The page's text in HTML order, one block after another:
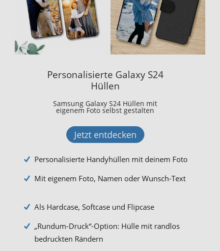
Personalisierte Galaxy S24
Hüllen
Samsung Galaxy S24 Hüllen mit
eigenem Foto selbst gestalten
Jetzt entdecken
Personalisierte Handyhüllen mit deinem Foto
Mit eigenem Foto, Namen oder Wunsch-Text
Als Hardcase, Softcase und Flipcase
„Rundum-Druck“-Option: Hülle mit randlos
bedruckten Rändern